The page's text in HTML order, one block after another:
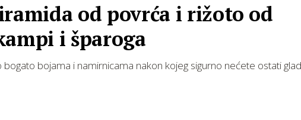
od povrća i rižoto od
i šparoga
bogato bojama i namirnicama nakon kojeg sigurno nećete ostati